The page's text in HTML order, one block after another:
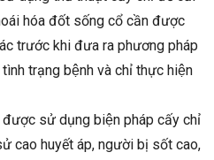
hóa đốt sống cổ cần được
trước khi đưa ra phương pháp
trạng bệnh và chỉ thực hiện
được sử dụng biện pháp cấy chỉ
cao huyết áp, người bị sốt cao,